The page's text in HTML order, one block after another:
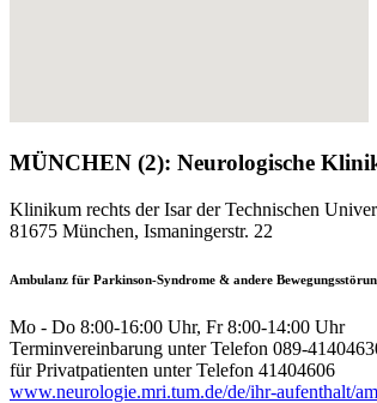
MÜNCHEN (2): Neurologische
Klinikum rechts der Isar der Technischen
81675 München, Ismaningerstr. 22
Ambulanz für Parkinson-Syndrome & andere
Mo - Do 8:00-16:00 Uhr, Fr 8:00-14:00 Uhr
Terminvereinbarung unter Telefon 089-
für Privatpatienten unter Telefon 41404606
www.neurologie.mri.tum.de/de/ihr-aufenthalt/